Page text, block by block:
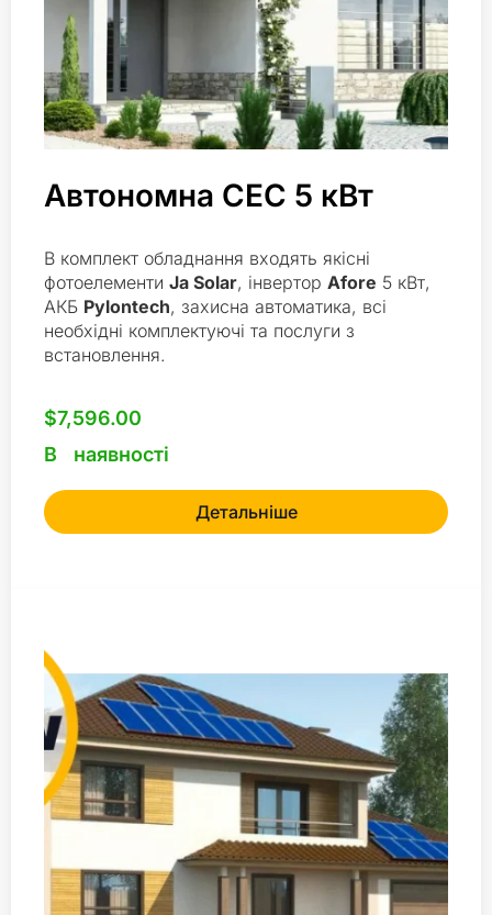
Автономна СЕС 5 кВт
В комплект обладнання входять якісні
фотоелементи Ja Solar, інвертор Afore 5 кВт,
АКБ Pylontech, захисна автоматика, всі
необхідні комплектуючі та послуги з
встановлення.
$7,596.00
В наявності
Детальніше